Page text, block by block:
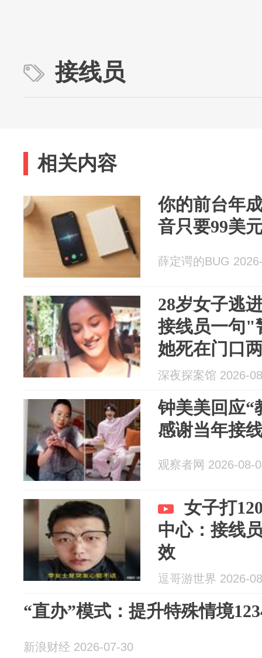
接线员
相关内容
你的前台年
音只要99美
薛定谔的BUG
28岁女子逃
接线员一句"
她死在门口
深夜探案馆 2026-
钟美美回应“
感谢当年接
观察者网 2026-08-
女子打
中心：接线
效
逗哥游世界 2026-
“直办”模式：提升特殊情境
新浪财经 2026-07-30